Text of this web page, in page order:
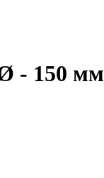
- 150 мм